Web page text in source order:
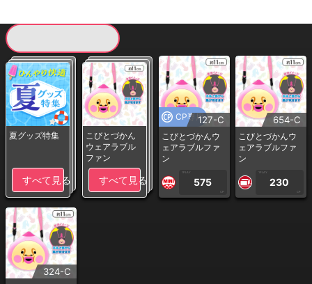
夏グッズ特集
すべて見る
こびとづかん
ウェアラブル
ファン
すべて見る
CP専用127-C
こびとづかんウ
ェアラブルファ
ン
1PLAY
575
CP
654-C
こびとづかんウ
ェアラブルファ
ン
1PLAY
230
CP
324-C